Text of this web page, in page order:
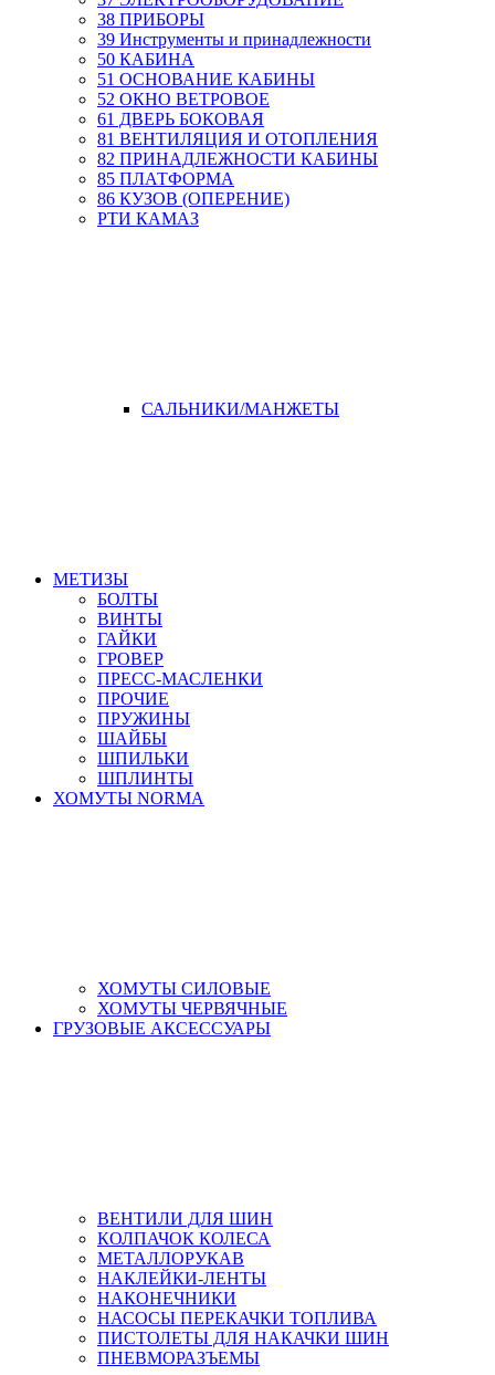
38 ПРИБОРЫ
39 Инструменты и принадлежности
50 КАБИНА
51 ОСНОВАНИЕ КАБИНЫ
52 ОКНО ВЕТРОВОЕ
61 ДВЕРЬ БОКОВАЯ
81 ВЕНТИЛЯЦИЯ И ОТОПЛЕНИЯ
82 ПРИНАДЛЕЖНОСТИ КАБИНЫ
85 ПЛАТФОРМА
86 КУЗОВ (ОПЕРЕНИЕ)
РТИ КАМАЗ
САЛЬНИКИ/МАНЖЕТЫ
МЕТИЗЫ
БОЛТЫ
ВИНТЫ
ГАЙКИ
ГРОВЕР
ПРЕСС-МАСЛЕНКИ
ПРОЧИЕ
ПРУЖИНЫ
ШАЙБЫ
ШПИЛЬКИ
ШПЛИНТЫ
ХОМУТЫ NORMA
ХОМУТЫ СИЛОВЫЕ
ХОМУТЫ ЧЕРВЯЧНЫЕ
ГРУЗОВЫЕ АКСЕССУАРЫ
ВЕНТИЛИ ДЛЯ ШИН
КОЛПАЧОК КОЛЕСА
МЕТАЛЛОРУКАВ
НАКЛЕЙКИ-ЛЕНТЫ
НАКОНЕЧНИКИ
НАСОСЫ ПЕРЕКАЧКИ ТОПЛИВА
ПИСТОЛЕТЫ ДЛЯ НАКАЧКИ ШИН
ПНЕВМОРАЗЪЕМЫ